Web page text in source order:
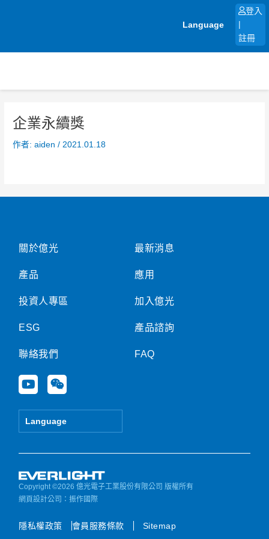
Language
登入
註冊
企業永續獎
作者:aiden/ 2021.01.18
關於億光
產品
投資人專區
ESG
聯絡我們
Y
o
u
e
W
e
i
Language
最新消息
應用
加入億光
產品諮詢
FAQ
Copyright ©2026 億光電子工業股份有限公司 版權所有
網頁設計公司 ：振作國際
隱私權政策 會員服務條款 Sitemap